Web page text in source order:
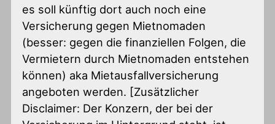
es soll künftig dort auch noch eine
Versicherung gegen Mietnomaden
(besser: gegen die finanziellen Folgen, die
Vermietern durch Mietnomaden entstehen
können) aka Mietausfallversicherung
angeboten werden. [Zusätzlicher
Disclaimer: Der Konzern, der bei der